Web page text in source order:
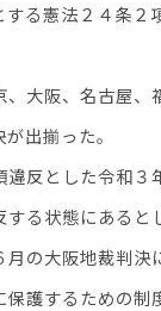
る憲法２４条２
大阪、名古屋、
出揃った。
反とした令和３
る状態にある
の大阪地裁判
護するための